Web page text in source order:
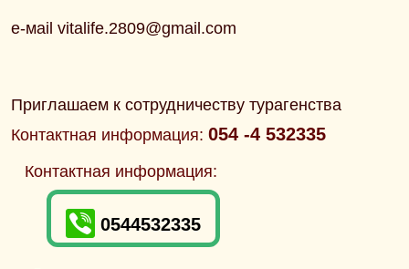
е-маil vitalife.2809@gmail.com
Приглашаем к сотрудничеству турагенства
Контактная информация: 054 -4 532335
Контактная информация:
0544532335